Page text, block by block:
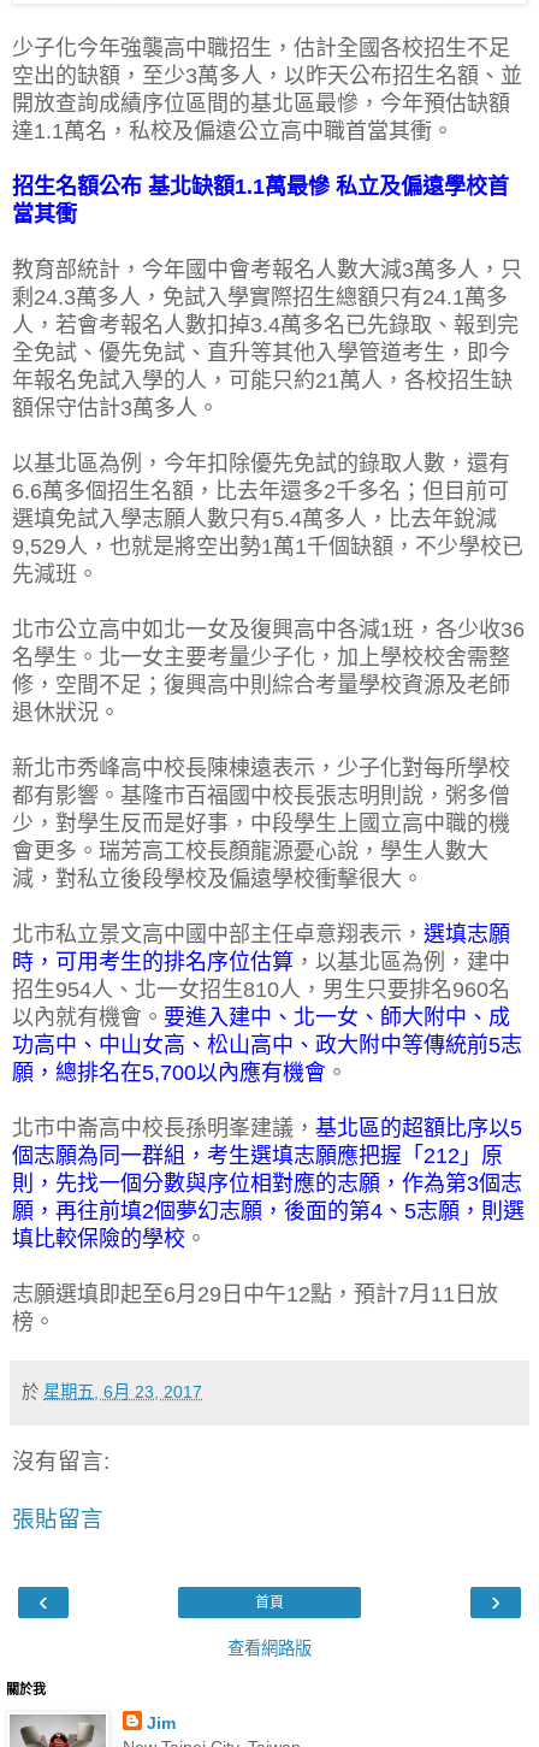
少子化今年強襲高中職招生，估計全國各校招生不足
空出的缺額，至少3萬多人，以昨天公布招生名額、並
開放查詢成績序位區間的基北區最慘，今年預估缺額
達1.1萬名，私校及偏遠公立高中職首當其衝。
招生名額公布 基北缺額1.1萬最慘 私立及偏遠學校首
當其衝
教育部統計，今年國中會考報名人數大減3萬多人，只
剩24.3萬多人，免試入學實際招生總額只有24.1萬多
人，若會考報名人數扣掉3.4萬多名已先錄取、報到完
全免試、優先免試、直升等其他入學管道考生，即今
年報名免試入學的人，可能只約21萬人，各校招生缺
額保守估計3萬多人。
以基北區為例，今年扣除優先免試的錄取人數，還有
6.6萬多個招生名額，比去年還多2千多名；但目前可
選填免試入學志願人數只有5.4萬多人，比去年銳減
9,529人，也就是將空出勢1萬1千個缺額，不少學校已
先減班。
北市公立高中如北一女及復興高中各減1班，各少收36
名學生。北一女主要考量少子化，加上學校校舍需整
修，空間不足；復興高中則綜合考量學校資源及老師
退休狀況。
新北市秀峰高中校長陳棟遠表示，少子化對每所學校
都有影響。基隆市百福國中校長張志明則說，粥多僧
少，對學生反而是好事，中段學生上國立高中職的機
會更多。瑞芳高工校長顏龍源憂心說，學生人數大
減，對私立後段學校及偏遠學校衝擊很大。
北市私立景文高中國中部主任卓意翔表示， 選填志願
時，可用考生的排名序位估算 ，以基北區為例，建中
招生954人、北一女招生810人，男生只要排名960名
以內就有機會。 要進入建中、北一女、師大附中、成
功高中、中山女高、松山高中、政大附中等傳統前5志
願，總排名在5,700以內應有機會 。
北市中崙高中校長孫明峯建議， 基北區的超額比序以5
個志願為同一群組，考生選填志願應把握「212」原
則，先找一個分數與序位相對應的志願，作為第3個志
願，再往前填2個夢幻志願，後面的第4、5志願，則選
填比較保險的學校 。
志願選填即起至6月29日中午12點，預計7月11日放
榜。
於 星期五, 6月 23, 2017
沒有留言:
張貼留言
‹ ›
首頁
查看網路版
關於我
Jim